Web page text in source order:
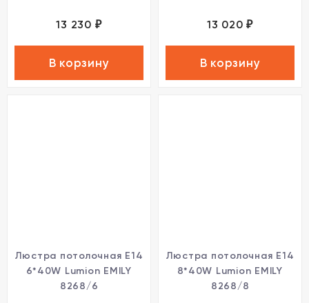
13 230 ₽
В корзину
13 020₽
В корзину
Люстра потолочная Е14
6*40W Lumion EMILY
8268/6
Люстра потолочная Е14
8*40W Lumion EMILY
8268/8